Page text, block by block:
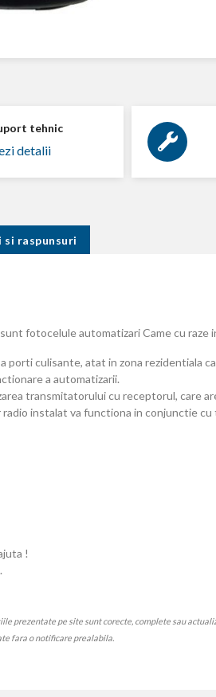
tehnic
detalii
raspunsuri
sunt fotocelule automatizari Came cu raze
culisante, atat in zona rezidentiala
a automatizarii.
transmitatorului cu receptorul, care
instalat va functiona in conjunctie
!
.
prezentate pe site sunt corecte, complete sau
fara o notificare prealabila.